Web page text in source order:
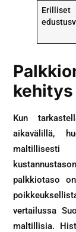
Erilliset
Kun
aikavälillä,
maltillisesti
palkkiotaso
vertailussa
maltillisia.